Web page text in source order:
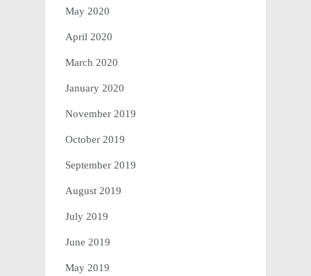
May 2020
April 2020
March 2020
January 2020
November 2019
October 2019
September 2019
August 2019
July 2019
June 2019
May 2019